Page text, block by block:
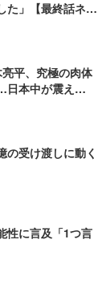
た」【最終話ネタ
亮平、究極の肉体
本中が震え
の受け渡しに動く
性に言及「1つ言